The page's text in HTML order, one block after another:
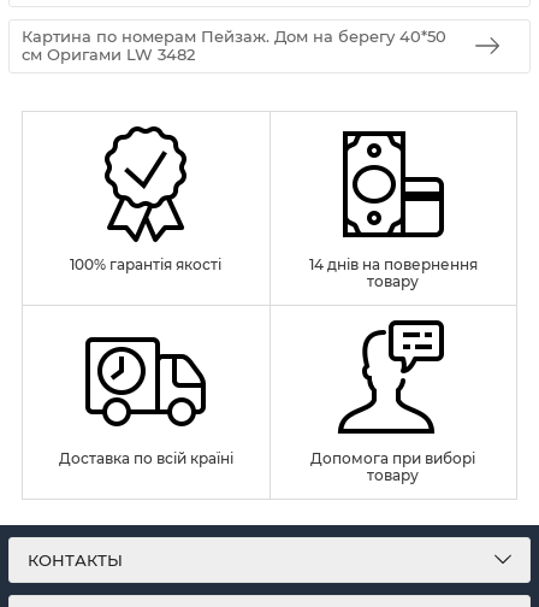
Картина по номерам Пейзаж. Дом на берегу 40*50
см Оригами LW 3482
100% гарантія якості
14 днів на повернення
товару
Доставка по всій країні
Допомога при виборі
товару
КОНТАКТЫ